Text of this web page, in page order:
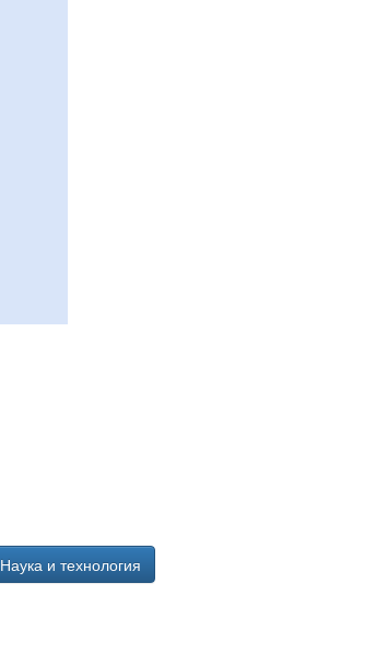
Наука и технология